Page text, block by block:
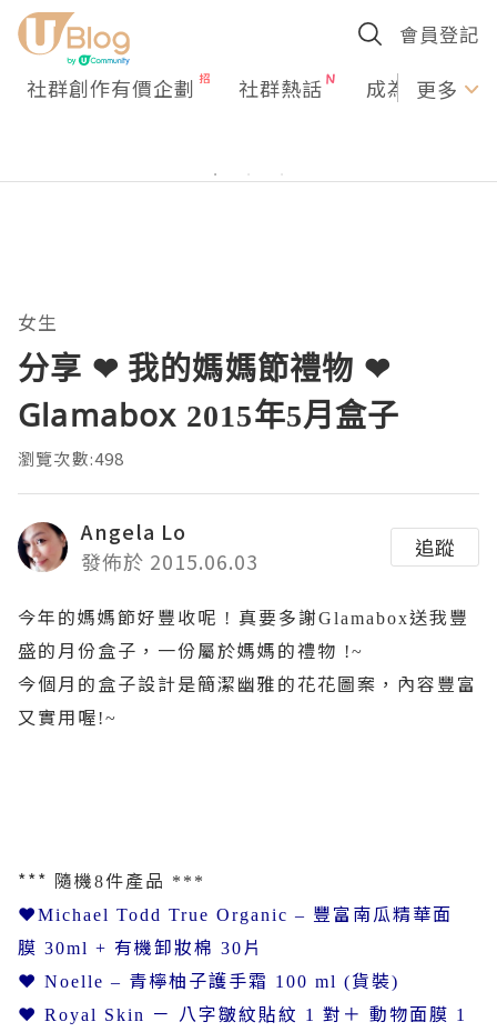
會員登記
社群創作有價企劃 社群熱話 成為U更多
女生
分享 ❤ 我的媽媽節禮物 ❤
Glamabox 2015年5月盒子
瀏覽次數:498
Angela Lo
發佈於 2015.06.03
追蹤
今年的媽媽節好豐收呢 ! 真要多謝Glamabox送我豐
盛的月份盒子，一份屬於媽媽的禮物 !~
今個月的盒子設計是簡潔幽雅的花花圖案，內容豐富
又實用喔!~
*** 隨機8件產品 ***
❤Michael Todd True Organic – 豐富南瓜精華面
膜 30ml + 有機卸妝棉 30片
❤ Noelle – 青檸柚子護手霜 100 ml (貨裝)
❤ Royal Skin － 八字皺紋貼紋 1 對＋ 動物面膜 1